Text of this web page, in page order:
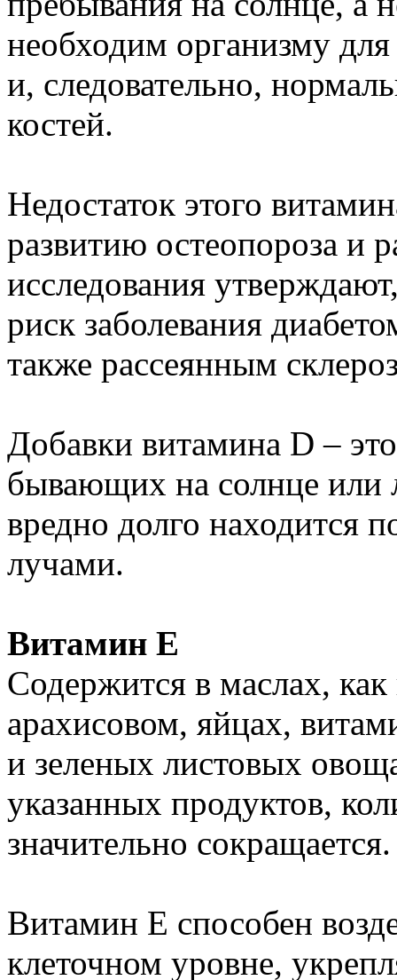
необходим организму
и, следовательно,
костей.
Недостаток этого
развитию остеопороза и
исследования
риск заболевания
также рассеянным
Добавки витамина D –
бывающих на солнце или
вредно долго находится
лучами.
Витамин E
Содержится в маслах,
арахисовом, яйцах,
и зеленых листовых
указанных продуктов,
значительно сокращается.
Витамин E способен
клеточном уровне,